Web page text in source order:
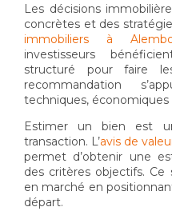
Les décisions
concrètes et des
immobiliers à
investisseurs
structuré pour faire
recommandation
techniques, économiques
Estimer un bien est
transaction. L’avis de
permet d’obtenir une
des critères objectifs. Ce
en marché en
départ.